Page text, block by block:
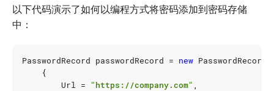
以下代码演示了如何以编程方式将密码添加到密码存储
中：
PasswordRecord passwordRecord = new PasswordRecord
{
Url = "https://company.com" ,